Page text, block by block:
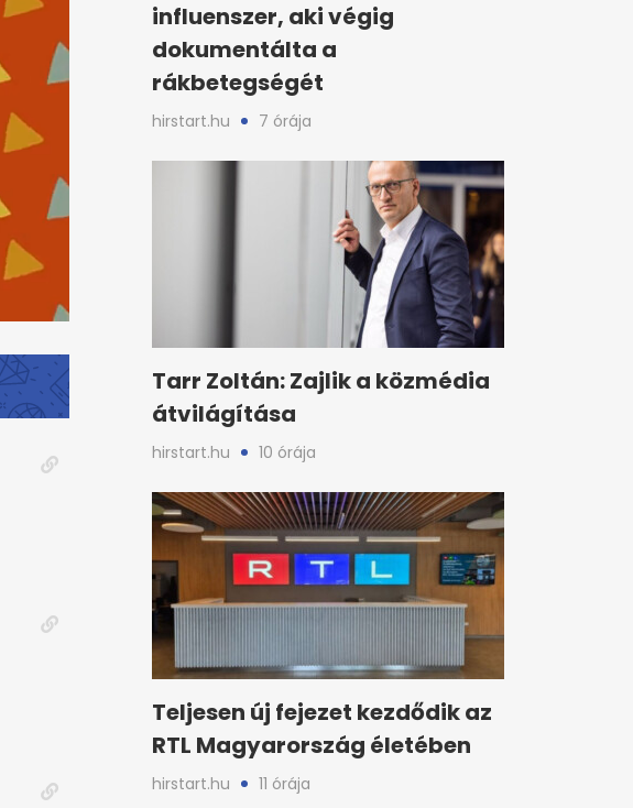
influenszer, aki végig
dokumentálta a
rákbetegségét
hirstart.hu 7 órája
Tarr Zoltán: Zajlik a közmédia
átvilágítása
hirstart.hu 10 órája
Teljesen új fejezet kezdődik az
RTL Magyarország életében
hirstart.hu 11 órája